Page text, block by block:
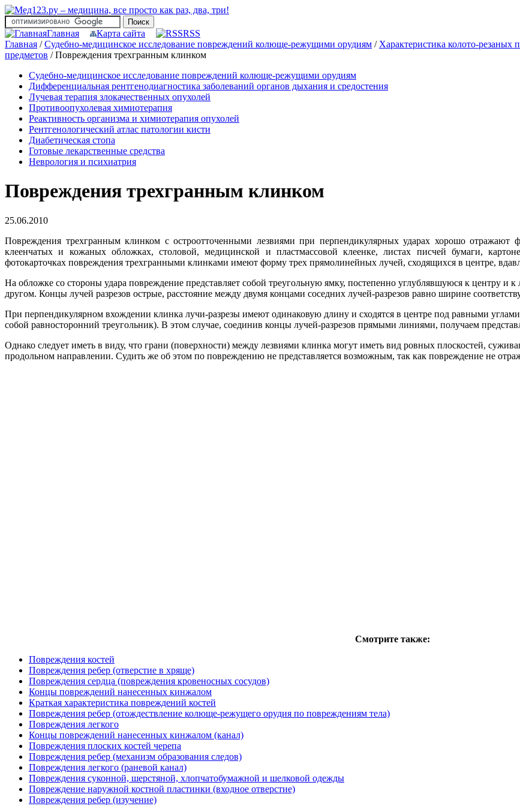
Главная Карта сайта
RSS
Главная /Судебно-медицинское исследование повреждений колюще-режущими орудиям / Характеристика колото-
предметов /Повреждения трехгранным клинком
Судебно-медицинское исследование повреждений колюще-режущими орудиям
Дифференциальная рентгенодиагностика заболеваний органов дыхания и средостения
Лучевая терапия злокачественных опухолей
Противоопухолевая химиотерапия
Реактивность организма и химиотерапия опухолей
Рентгенологический атлас патологии кисти
Диабетическая стопа
Готовые лекарственные средства
Неврология и психиатрия
Повреждения трехгранным клинком
25.06.2010
Повреждения трехгранным клинком с остроотточенными лезвиями при перпендикулярных ударах хорошо отражают
клеенчатых и кожаных обложках, столовой, медицинской и пластмассовой клеенке, листах писчей бумаги,
фотокарточках повреждения трехгранными клинками имеют форму трех прямолинейных лучей, сходящихся в центре,
На обложке со стороны удара повреждение представляет собой треугольную ямку, постепенно углублявшуюся к центру и
другом. Концы лучей разрезов острые, расстояние между двумя концами соседних лучей-разрезов равно ширине
При перпендикулярном вхождении клинка лучи-разрезы имеют одинаковую длину и сходятся в центре под равными
собой равносторонний треугольник). В этом случае, соединив концы лучей-разрезов прямыми линиями, получаем
Однако следует иметь в виду, что грани (поверхности) между лезвиями клинка могут иметь вид ровных плоскостей,
продольном направлении. Судить же об этом по повреждению не представляется возможным, так как повреждение не
Смотрите также:
Повреждения костей
Повреждения ребер (отверстие в хряще)
Повреждения сердца (повреждения кровеносных сосудов)
Концы повреждений нанесенных кинжалом
Краткая характеристика повреждений костей
Повреждения ребер (отождествление колюще-режущего орудия по повреждениям тела)
Повреждения легкого
Концы повреждений нанесенных кинжалом (канал)
Повреждения плоских костей черепа
Повреждения ребер (механизм образования следов)
Повреждения легкого (раневой канал)
Повреждения суконной, шерстяной, хлопчатобумажной и шелковой одежды
Повреждение наружной костной пластинки (входное отверстие)
Повреждения ребер (изучение)